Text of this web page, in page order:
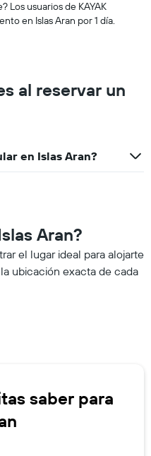
Los usuarios de KAYAK
en Islas Aran por 1 día.
al reservar un
en Islas Aran?
Aran?
el lugar ideal para alojarte
ubicación exacta de cada
saber para